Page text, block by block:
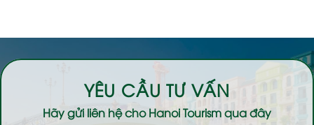
YÊU CẦU TƯ VẤN
Hãy gửi liên hệ choHanoi Tourismqua đây